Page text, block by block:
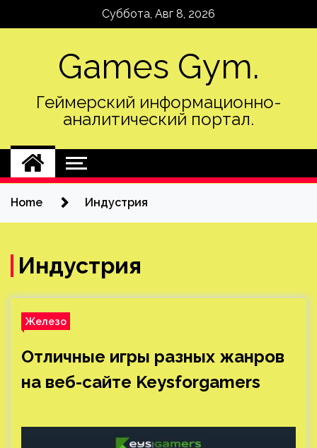
Суббота, Авг 8, 2026
Games Gym.
Геймерский информационно-
аналитический портал.
Home Индустрия
Индустрия
Железо
Отличные игры разных жанров
на веб-сайте Keysforgamers